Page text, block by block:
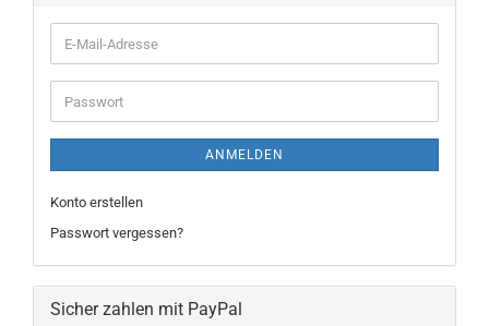
E-
Mail-
Adresse
Passwort
ANMELDEN
Konto erstellen
Passwort vergessen?
Sicher zahlen mit PayPal